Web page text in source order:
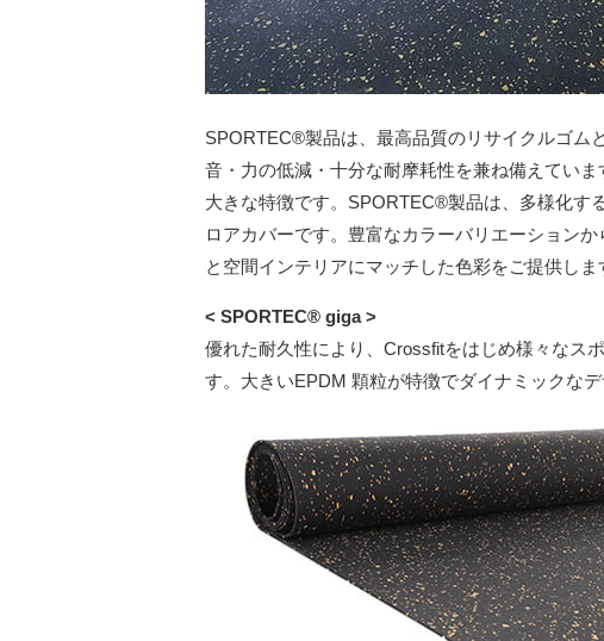
SPORTEC®︎製品は、最高品質のリサイクルゴム
音・力の低減・十分な耐摩耗性を兼ね備えてい
大きな特徴です。SPORTEC®︎製品は、多様化す
ロアカバーです。豊富なカラーバリエーション
と空間インテリアにマッチした色彩をご提供しま
< SPORTEC® giga >
優れた耐久性により、Crossfitをはじめ様々なス
す。大きいEPDM 顆粒が特徴でダイナミックな